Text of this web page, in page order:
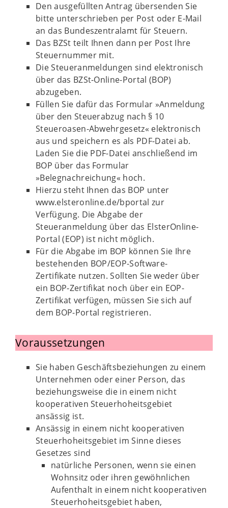
Den ausgefüllten Antrag übersenden Sie
bitte unterschrieben per Post oder E-Mail
an das Bundeszentralamt für Steuern.
Das BZSt teilt Ihnen dann per Post Ihre
Steuernummer mit.
Die Steueranmeldungen sind elektronisch
über das BZSt-Online-Portal (BOP)
abzugeben.
Füllen Sie dafür das Formular »Anmeldung
über den Steuerabzug nach § 10
Steueroasen-Abwehrgesetz« elektronisch
aus und speichern es als PDF-Datei ab.
Laden Sie die PDF-Datei anschließend im
BOP über das Formular
»Belegnachreichung« hoch.
Hierzu steht Ihnen das BOP unter
www.elsteronline.de/bportal zur
Verfügung. Die Abgabe der
Steueranmeldung über das ElsterOnline-
Portal (EOP) ist nicht möglich.
Für die Abgabe im BOP können Sie Ihre
bestehenden BOP/EOP-Software-
Zertifikate nutzen. Sollten Sie weder über
ein BOP-Zertifikat noch über ein EOP-
Zertifikat verfügen, müssen Sie sich auf
dem BOP-Portal registrieren.
Voraussetzungen
Sie haben Geschäftsbeziehungen zu einem
Unternehmen oder einer Person, das
beziehungsweise die in einem nicht
kooperativen Steuerhoheitsgebiet
ansässig ist.
Ansässig in einem nicht kooperativen
Steuerhoheitsgebiet im Sinne dieses
Gesetzes sind
natürliche Personen, wenn sie einen
Wohnsitz oder ihren gewöhnlichen
Aufenthalt in einem nicht kooperativen
Steuerhoheitsgebiet haben,